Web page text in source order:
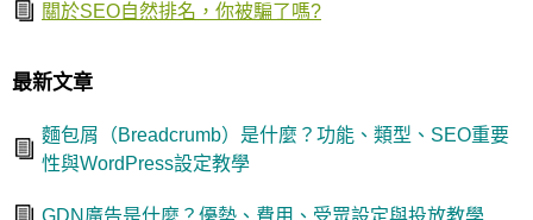
關於SEO自然排名，你被騙了嗎?
最新文章
麵包屑（Breadcrumb）是什麼？功能、類型、SEO重要
性與WordPress設定教學